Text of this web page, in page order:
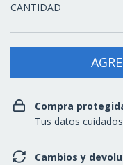
CANTIDAD
Compra
Tus datos
Cambios y